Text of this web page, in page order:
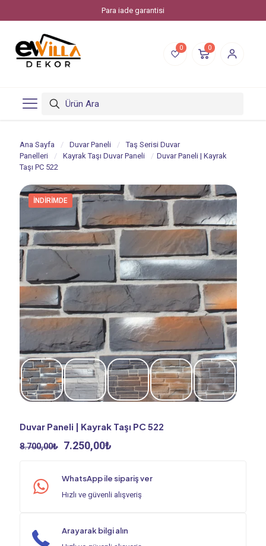
Para iade garantisi
0 0
Ana Sayfa / Duvar Paneli /
Taş Serisi Duvar
Panelleri
/ Kayrak Taşı Duvar Paneli / Duvar Paneli | Kayrak
Taşı PC 522
İNDIRIMDE
Duvar Paneli | Kayrak Taşı PC 522
8.700,00₺ Orijinal
7.250,00₺
7.250,00₺.
WhatsApp ile sipariş ver
Hızlı ve güvenli alışveriş
Arayarak bilgi alın